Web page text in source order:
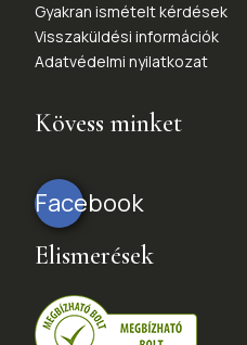
Gyakran ismételt kérdések
Visszaküldési információk
Adatvédelmi nyilatkozat
Kövess minket
Facebook
Elismerések